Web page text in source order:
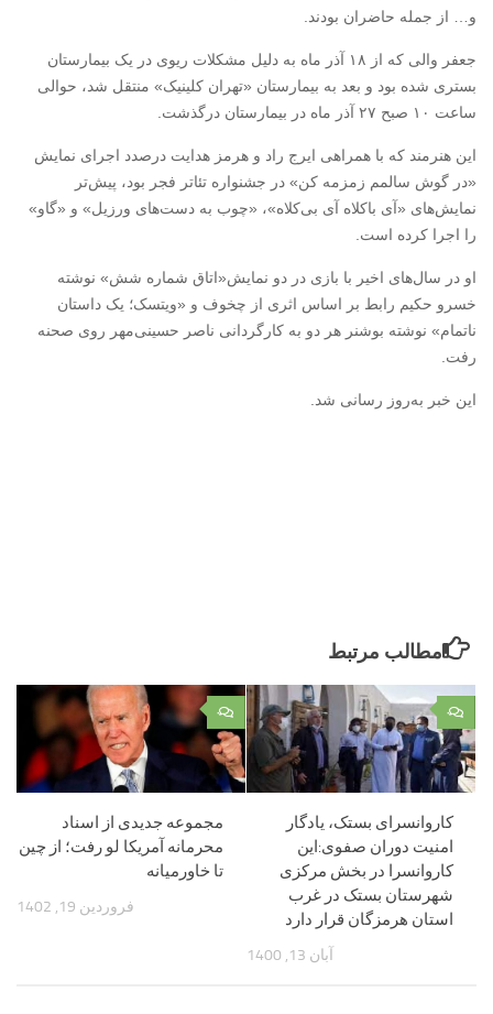
و… از جمله حاضران بودند.
جعفر والی که از ۱۸ آذر ماه به دلیل مشکلات ریوی در یک بیمارستان
بستری شده بود و بعد به بیمارستان «تهران کلینیک» منتقل شد، حوالی
ساعت ۱۰ صبح ۲۷ آذر ماه در بیمارستان درگذشت.
این هنرمند که با همراهی ایرج راد و هرمز هدایت درصدد اجرای نمایش
«در گوش سالمم زمزمه کن» در جشنواره تئاتر فجر بود، پیش‌تر
نمایش‌های «آی باکلاه آی بی‌کلاه»، «چوب به دست‌های ورزیل» و «گاو»
را اجرا کرده است.
او در سال‌های اخیر با بازی در دو نمایش«اتاق شماره شش» نوشته
خسرو حکیم رابط بر اساس اثری از چخوف و «ویتسک؛ یک داستان
ناتمام» نوشته بوشنر هر دو به کارگردانی ناصر حسینی‌مهر روی صحنه
رفت.
این خبر به‌روز رسانی شد.
مطالب مرتبط
۰
مجموعه جدیدی از اسناد
محرمانه آمریکا لو رفت؛ از چین
تا خاورمیانه
فروردین 19, 1402
۰
کاروانسرای بستک، یادگار
امنیت دوران صفوی:این
کاروانسرا در بخش مرکزی
شهرستان بستک در غرب
استان هرمزگان قرار دارد
آبان 13, 1400